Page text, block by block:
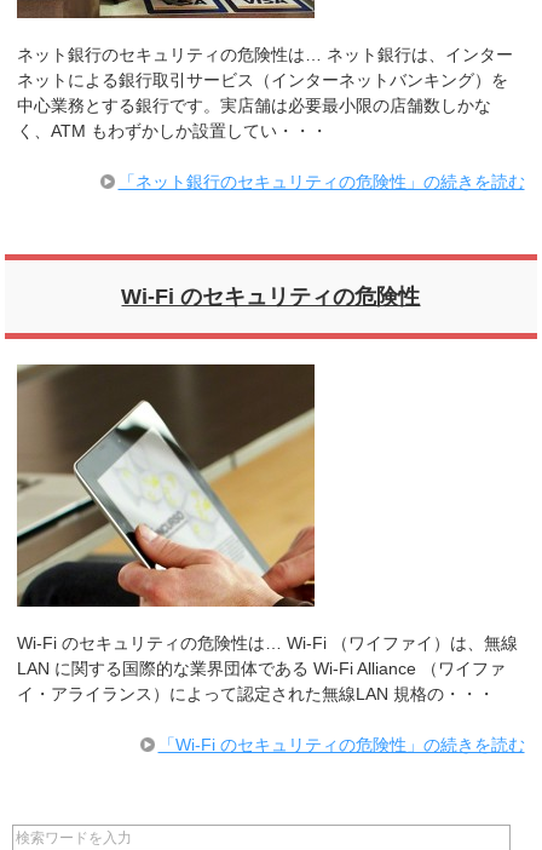
ネット銀行のセキュリティの危険性は… ネット銀行は、インター
ネットによる銀行取引サービス（インターネットバンキング）を
中心業務とする銀行です。実店舗は必要最小限の店舗数しかな
く、ATM もわずかしか設置してい・・・
「ネット銀行のセキュリティの危険性」の続きを読む
Wi-Fi のセキュリティの危険性
Wi-Fi のセキュリティの危険性は… Wi-Fi （ワイファイ）は、無線
LAN に関する国際的な業界団体である Wi-Fi Alliance （ワイファ
イ・アライランス）によって認定された無線LAN 規格の・・・
「Wi-Fi のセキュリティの危険性」の続きを読む